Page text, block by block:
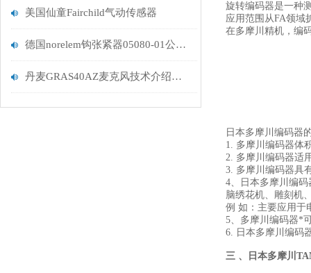
美国仙童Fairchild气动传感器
德国norelem钩张紧器05080-01公司发货
丹麦GRAS40AZ麦克风技术介绍要求
旋转编码器是一种
应用范围从FA领域
在多摩川精机，编
日本多摩川编码器
1. 多摩川编码器体
2. 多摩川编码器适
3. 多摩川编码器具
4、日本多摩川编
脑绣花机、雕刻机
例 如：主要应用于
5、多摩川编码器*
6. 日本多摩川编码
三 、 日本多摩川